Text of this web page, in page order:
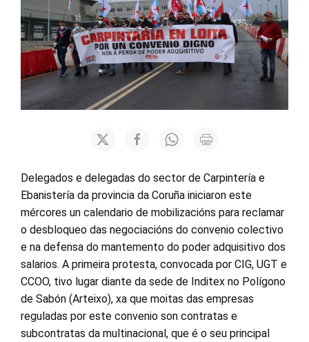
Delegados e delegadas do sector de Carpintería e
Ebanistería da provincia da Coruña iniciaron este
mércores un calendario de mobilizacións para reclamar
o desbloqueo das negociacións do convenio colectivo
e na defensa do mantemento do poder adquisitivo dos
salarios. A primeira protesta, convocada por CIG, UGT e
CCOO, tivo lugar diante da sede de Inditex no Polígono
de Sabón (Arteixo), xa que moitas das empresas
reguladas por este convenio son contratas e
subcontratas da multinacional, que é o seu principal